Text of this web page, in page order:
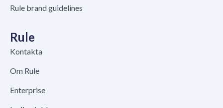
Rule brand guidelines
Rule
Kontakta
Om Rule
Enterprise